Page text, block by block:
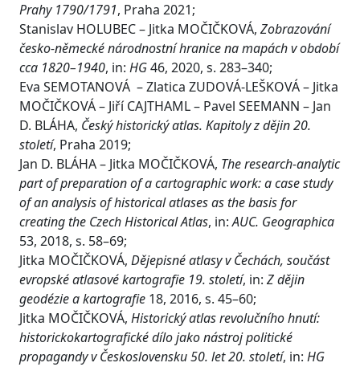
Prahy 1790/1791, Praha 2021;
Stanislav HOLUBEC – Jitka MOČIČKOVÁ, Zobrazování
česko-německé národnostní hranice na mapách v období
cca 1820–1940, in: HG46, 2020, s. 283–340;
Eva SEMOTANOVÁ – Zlatica ZUDOVÁ-LEŠKOVÁ – Jitka
MOČIČKOVÁ – Jiří CAJTHAML – Pavel SEEMANN – Jan
D. BLÁHA, Český historický atlas. Kapitoly z dějin 20.
století, Praha 2019;
Jan D. BLÁHA – Jitka MOČIČKOVÁ, The research-analytic
part of preparation of a cartographic work: a case study
of an analysis of historical atlases as the basis for
creating the Czech Historical Atlas, in:AUC. Geographica
53, 2018, s. 58–69;
Jitka MOČIČKOVÁ, Dějepisné atlasy v Čechách, součást
evropské atlasové kartografie 19. století, in: Z dějin
geodézie a kartografie 18, 2016, s. 45–60;
Jitka MOČIČKOVÁ, Historický atlas revolučního hnutí:
historickokartografické dílo jako nástroj politické
propagandy v Československu 50. let 20. století, in: HG